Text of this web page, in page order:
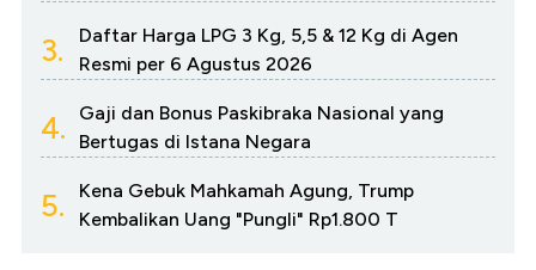
3.
Daftar Harga LPG 3 Kg, 5,5 & 12 Kg di Agen
Resmi per 6 Agustus 2026
4.
Gaji dan Bonus Paskibraka Nasional yang
Bertugas di Istana Negara
5.
Kena Gebuk Mahkamah Agung, Trump
Kembalikan Uang "Pungli" Rp1.800 T